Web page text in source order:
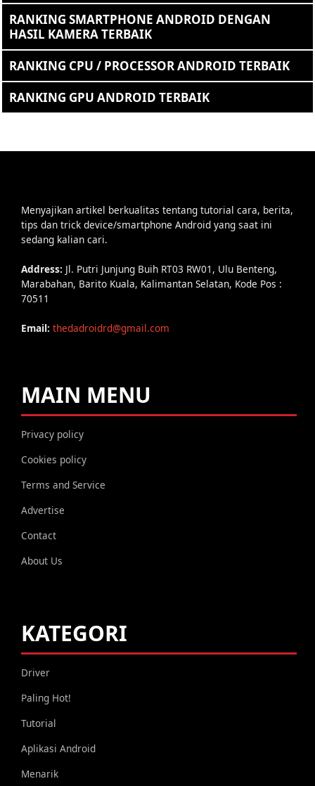
RANKING SMARTPHONE ANDROID DENGAN
HASIL KAMERA TERBAIK
RANKING CPU / PROCESSOR ANDROID TERBAIK
RANKING GPU ANDROID TERBAIK
Menyajikan artikel berkualitas tentang tutorial cara, berita,
tips dan trick device/smartphone Android yang saat ini
sedang kalian cari.
Address: Jl. Putri Junjung Buih RT03 RW01, Ulu Benteng,
Marabahan, Barito Kuala, Kalimantan Selatan, Kode Pos :
70511
Email: thedadroidrd@gmail.com
MAIN MENU
Privacy policy
Cookies policy
Terms and Service
Advertise
Contact
About Us
KATEGORI
Driver
Paling Hot!
Tutorial
Aplikasi Android
Menarik